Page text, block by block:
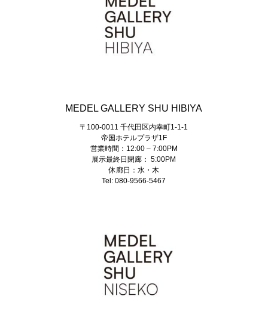
MEDEL GALLERY SHU HIBIYA
〒100-0011 千代田区内幸町1-1-1
帝国ホテルプラザ1F
営業時間：12:00 – 7:00PM
展示最終日閉廊： 5:00PM
休廊日：水・木
Tel: 080-9566-5467